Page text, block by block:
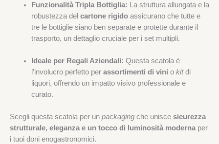
Funzionalità Tripla Bottiglia: La struttura allungata e la
robustezza del cartone rigidoassicurano che tutte e
tre le bottiglie siano ben separate e protette durante il
trasporto, un dettaglio cruciale per i set multipli.
Ideale per Regali Aziendali: Questa scatola è
l’involucro perfetto per assortimenti di vini o kitdi
liquori, offrendo un impatto visivo professionale e
curato.
Scegli questa scatola per un packaging che unisce sicurezza
strutturale, eleganza e un tocco di luminosità modernaper
i tuoi doni enogastronomici.